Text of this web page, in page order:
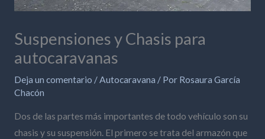
Suspensiones y Chasis para
autocaravanas
Deja un comentario /Autocaravana / Por Rosaura García
Chacón
Dos de las partes más importantes de todo vehículo son su
chasis y su suspensión. El primero se trata del armazón que